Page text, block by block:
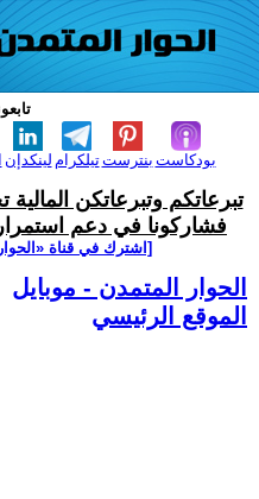
لينكدإن تيلكرامبنترست بودكاست
تبرعاتكم وتبرعاتكن
فشاركونا في دعم
[اشترك في قناة
الحوار المتمدن - موبايل
الموقع الرئيسي